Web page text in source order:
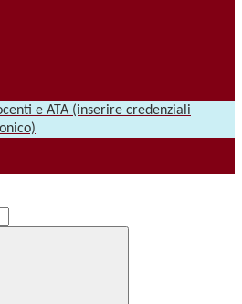
e ATA (inserire credenziali